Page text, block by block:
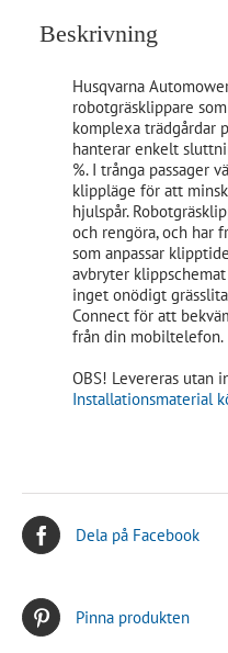
Beskrivning
Husqvarna
robotgräsklippare
komplexa trädgårdar
hanterar enkelt
%. I trånga passager
klippläge för att
hjulspår.
och rengöra, och har
som anpassar
avbryter
inget onödigt
Connect för att
från din mobiltelefon.
OBS! Levereras utan
Installationsmaterial
Dela på Facebook
Pinna produkten